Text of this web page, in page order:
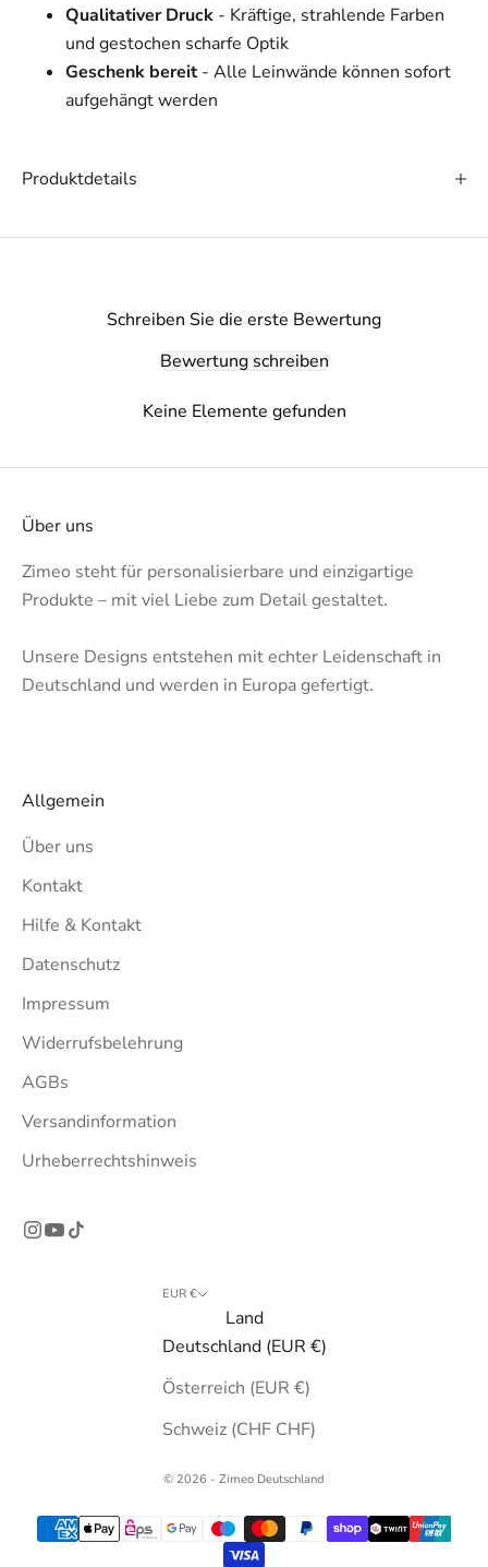
Qualitativer Druck - Kräftige, strahlende Farben
und gestochen scharfe Optik
Geschenk bereit- Alle Leinwände können sofort
aufgehängt werden
Produktdetails
Schreiben Sie die erste Bewertung
Bewertung schreiben
Keine Elemente gefunden
Über uns
Zimeo steht für personalisierbare und einzigartige
Produkte – mit viel Liebe zum Detail gestaltet.
Unsere Designs entstehen mit echter Leidenschaft in
Deutschland und werden in Europa gefertigt.
Allgemein
Über uns
Kontakt
Hilfe & Kontakt
Datenschutz
Impressum
Widerrufsbelehrung
AGBs
Versandinformation
Urheberrechtshinweis
EUR €
Land
Deutschland (EUR €)
Österreich (EUR €)
Schweiz (CHF CHF)
© 2026 - Zimeo Deutschland